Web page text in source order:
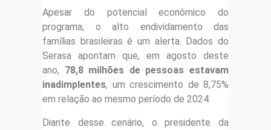
Apesar do potencial econômico do
programa, o alto endividamento das
famílias brasileiras é um alerta. Dados do
Serasa apontam que, em agosto deste
ano, 78,8 milhões de pessoas estavam
inadimplentes, um crescimento de 8,75%
em relação ao mesmo período de 2024.
Diante desse cenário, o presidente da